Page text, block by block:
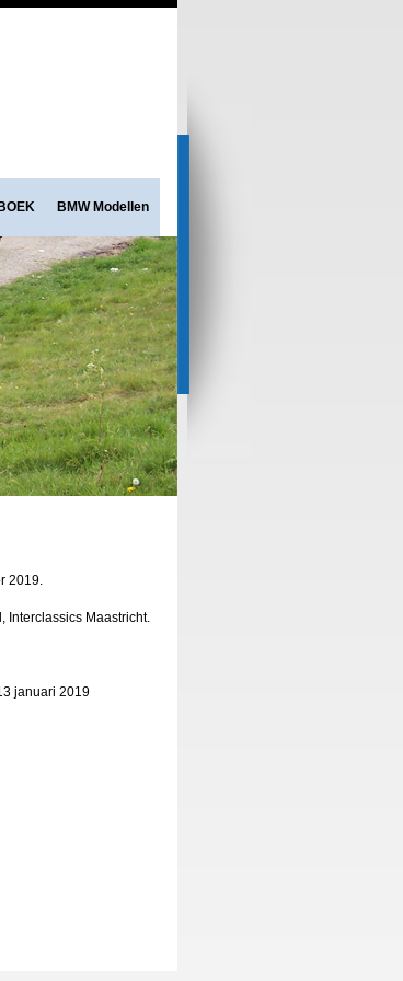
BMW Modellen
2019.
Interclassics Maastricht.
januari 2019